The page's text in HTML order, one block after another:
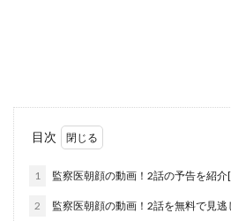
目次
1 監察医朝顔の動画！2話の予告を紹介
2 監察医朝顔の動画！2話を無料で見